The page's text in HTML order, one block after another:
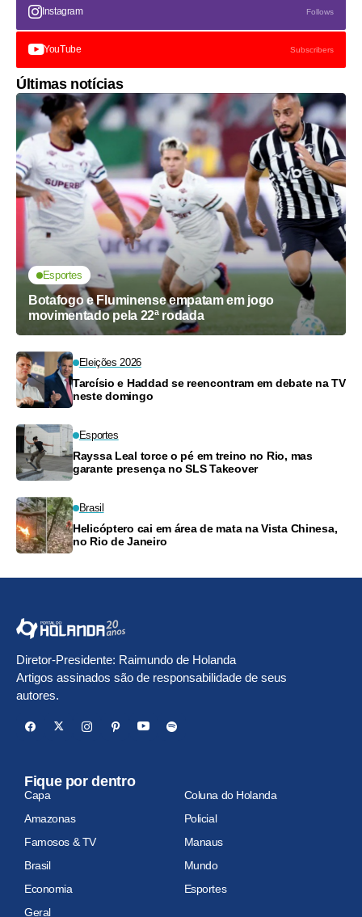
Instagram Follows
YouTube Subscribers
Últimas notícias
Esportes
Botafogo e Fluminense empatam em jogo
movimentado pela 22ª rodada
Eleições 2026
Tarcísio e Haddad se reencontram em debate na TV
neste domingo
Esportes
Rayssa Leal torce o pé em treino no Rio, mas
garante presença no SLS Takeover
Brasil
Helicóptero cai em área de mata na Vista Chinesa,
no Rio de Janeiro
Diretor-Presidente: Raimundo de Holanda
Artigos assinados são de responsabilidade de seus
autores.
Fique por dentro
Capa
Coluna do Holanda
Amazonas
Policial
Famosos & TV
Manaus
Brasil
Mundo
Economia
Esportes
Geral